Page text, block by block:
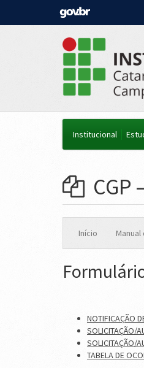
Institucional
CGP
Início
NOTIFICAÇÃO
SOLICITAÇÃO/
SOLICITAÇÃO/
TABELA DE